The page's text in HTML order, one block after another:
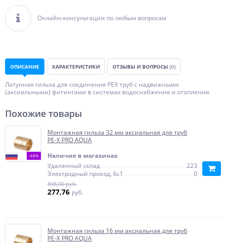
Онлайн-консультации по любым вопросам
ОПИСАНИЕ ХАРАКТЕРИСТИКИ ОТЗЫВЫ И ВОПРОСЫ (0)
Латунная гильза для соединения PEX труб с надвижными
(аксиальными) фитингами в системах водоснабжения и отопления.
Похожие товары
-68%
Монтажная гильза 32 мм аксиальная для труб
PE-X PRO AQUA
Наличие в магазинах
Удаленный склад
223
Электродный проезд, 6с1
0
868,00 руб.
277,76 руб.
Монтажная гильза 16 мм аксиальная для труб
PE-X PRO AQUA